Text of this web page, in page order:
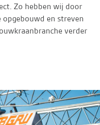
Zo hebben wij door
en streven
verder